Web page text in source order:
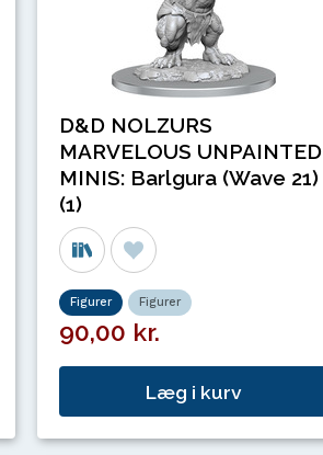
D&D NOLZURS
MARVELOUS UNPAINTED
MINIS: Barlgura (Wave 21)
(1)
Figurer Figurer
90,00 kr.
Læg i kurv